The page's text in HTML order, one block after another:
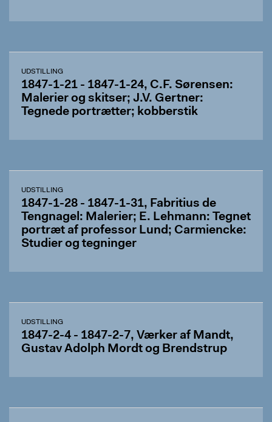
UDSTILLING
1847-1-21 - 1847-1-24, C.F. Sørensen:
Malerier og skitser; J.V. Gertner:
Tegnede portrætter; kobberstik
UDSTILLING
1847-1-28 - 1847-1-31, Fabritius de
Tengnagel: Malerier; E. Lehmann: Tegnet
portræt af professor Lund; Carmiencke:
Studier og tegninger
UDSTILLING
1847-2-4 - 1847-2-7, Værker af Mandt,
Gustav Adolph Mordt og Brendstrup